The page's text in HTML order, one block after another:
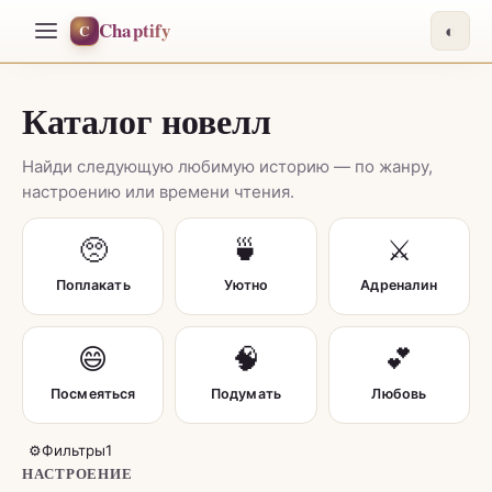
C Chaptify ◐
Каталог новелл
Найди следующую любимую историю — по жанру,
настроению или времени чтения.
🥺
Поплакать
🍵
Уютно
⚔️
Адреналин
😄
Посмеяться
🧠
Подумать
💕
Любовь
⚙Фильтры1
НАСТРОЕНИЕ